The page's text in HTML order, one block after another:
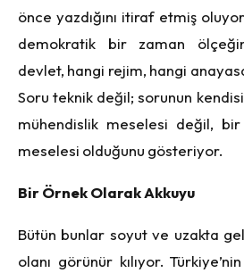
önce yazdığını itiraf etmiş
demokratik bir zaman
devlet, hangi rejim, hangi
Soru teknik değil; sorunun
mühendislik meselesi değil,
meselesi olduğunu gösteriyor.
Bir Örnek Olarak Akkuyu
Bütün bunlar soyut ve uzakta
olanı görünür kılıyor.